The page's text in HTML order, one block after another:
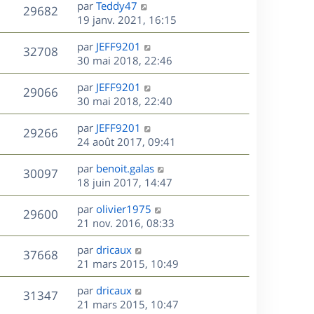
e
s
n
i
e
r
m
e
s
s
a
g
e
29682V
u
e
D
e
r
n
i
e
r
m
e
s
s
a
g
e
par Teddy47
19 janv. 2021, 16:15
32708V
u
e
D
e
r
n
i
e
r
m
e
s
s
a
g
e
par JEFF9201
30 mai 2018, 22:46
29066V
u
e
s
D
e
r
n
i
e
r
m
e
s
s
a
g
e
par JEFF9201
30 mai 2018, 22:40
29266V
u
s
D
e
r
n
i
e
r
m
e
s
s
a
g
e
par JEFF9201
24 août 2017, 09:41
30097V
u
s
D
e
r
n
i
e
r
m
e
s
s
par benoit.galas
18 juin 2017, 14:47
29600V
u
e
s
D
e
r
n
i
e
r
m
par olivier1975
21 nov. 2016, 08:33
37668V
u
D
e
r
n
i
par dricaux
21 mars 2015, 10:49
31347V
D
e
par dricaux
21 mars 2015, 10:47